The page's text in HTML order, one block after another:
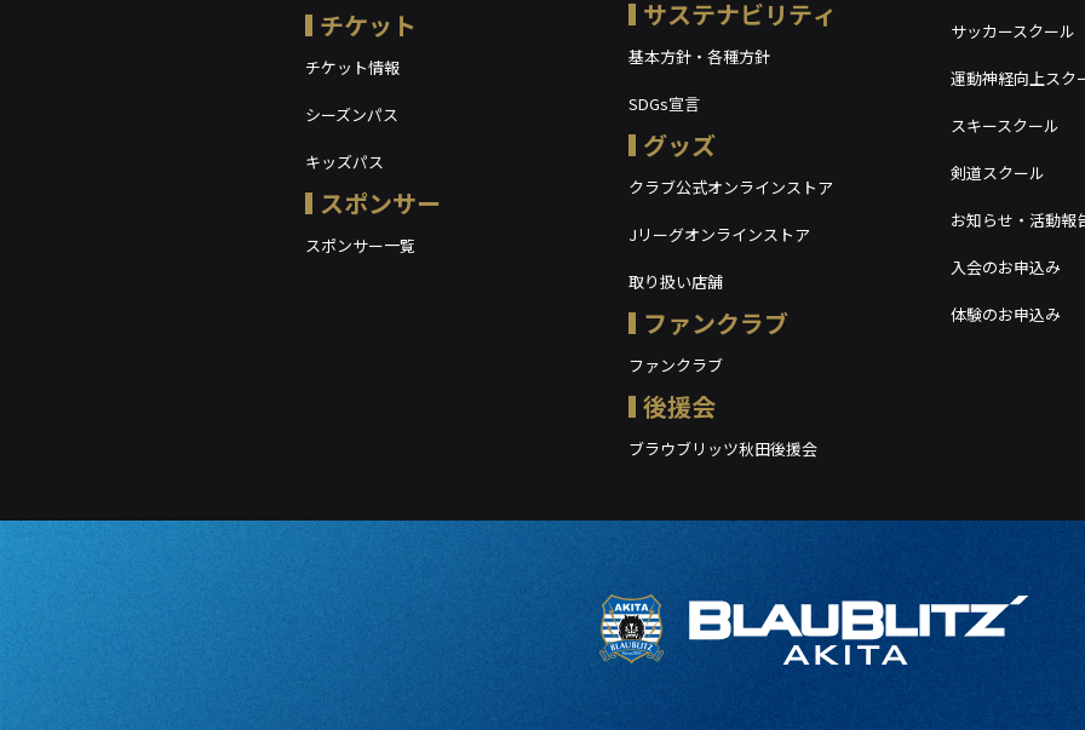
チケット
チケット情報
シーズンパス
キッズパス
スポンサー
スポンサー一覧
サステナビリティ
基本方針・各種方針
SDGs宣言
グッズ
クラブ公式オンラインストア
Jリーグオンラインストア
取り扱い店舗
ファンクラブ
ファンクラブ
後援会
ブラウブリッツ秋田後援会
サッカースクール
運動神経向上スク
スキースクール
剣道スクール
お知らせ・活動報
入会のお申込み
体験のお申込み